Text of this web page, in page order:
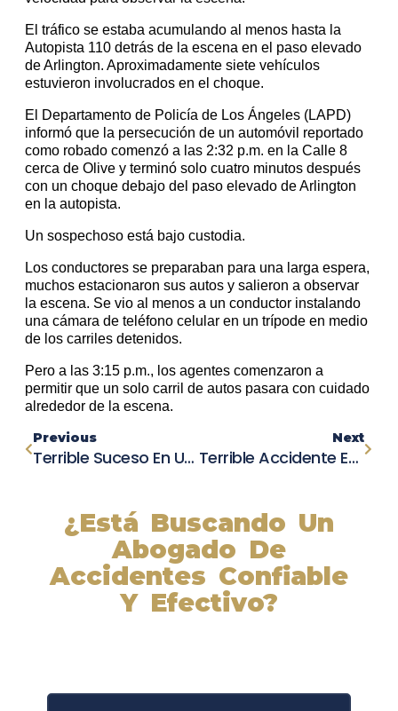
El tráfico se estaba acumulando al menos hasta la
Autopista 110 detrás de la escena en el paso elevado
de Arlington. Aproximadamente siete vehículos
estuvieron involucrados en el choque.
El Departamento de Policía de Los Ángeles (LAPD)
informó que la persecución de un automóvil reportado
como robado comenzó a las 2:32 p.m. en la Calle 8
cerca de Olive y terminó solo cuatro minutos después
con un choque debajo del paso elevado de Arlington
en la autopista.
Un sospechoso está bajo custodia.
Los conductores se preparaban para una larga espera,
muchos estacionaron sus autos y salieron a observar
la escena. Se vio al menos a un conductor instalando
una cámara de teléfono celular en un trípode en medio
de los carriles detenidos.
Pero a las 3:15 p.m., los agentes comenzaron a
permitir que un solo carril de autos pasara con cuidado
alrededor de la escena.
Previous
Terrible Suceso En Una Residencia Agrícola De Iowa: Bebé De 20 Meses Muere En Accidente
Next
Terrible Accidente En Laredo: Dos Personas Luchan Por Su Vida Tras Choque En El Centro
¿Está Buscando Un
Abogado De
Accidentes Confiable
Y Efectivo?